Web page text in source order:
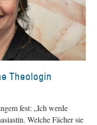
Theologin
fest: „Ich werde
Welche Fächer sie